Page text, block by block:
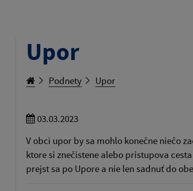
Upor
Podnety Upor
03.03.2023
V obci upor by sa mohlo konečne niečo
ktore si znečistene alebo pristupova
prejst sa po Upore a nie len sadnuť do